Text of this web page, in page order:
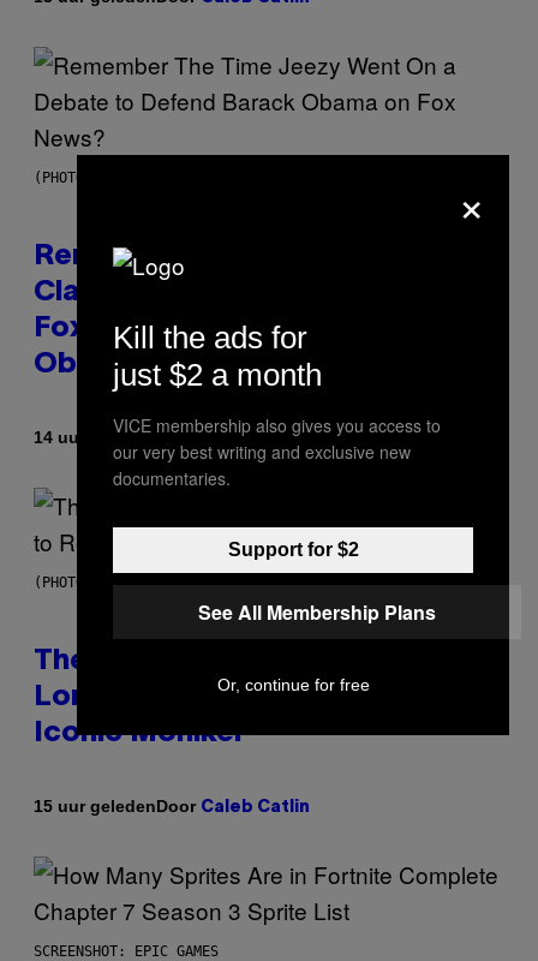
(PHOTO BY TIM MOSENFELDER/GETTY IMAGES)
Remember the Time Jeezy
Clapped Back at Bill O’Reilly and
Fox News in Defense of Barack
Obama?
14 uur geleden Door Caleb Catlin
(PHOTO BY PEDRO BECERRA/GETTY IMAGES FOR LIVE NATION)
The Weeknd Says He’s No
Longer Going To Retire His
Iconic Moniker
15 uur geledenDoor Caleb Catlin
SCREENSHOT: EPIC GAMES
×
Kill the ads for
just $2 a month
VICE membership also gives you access to
our very best writing and exclusive new
documentaries.
Support for $2
See All Membership Plans
Or, continue for free